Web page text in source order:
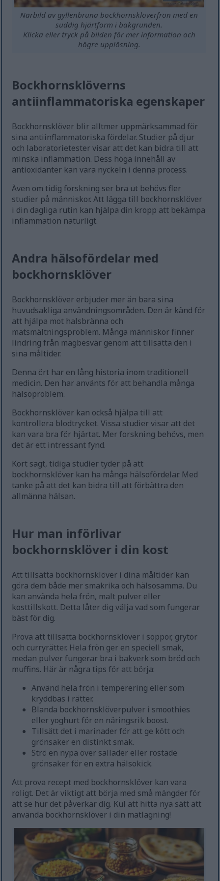
Närbild av gyllenbruna bockhornsklöverfrön med en
suddig hjärtform i bakgrunden.
Klicka eller tryck på bilden för mer information och
högre upplösning.
Bockhornsklöverns
antiinflammatoriska egenskaper
Bockhornsklöver blir alltmer uppmärksammad för
sina antiinflammatoriska fördelar. Studier på djur
och laboratorietester visar att det kan bidra till att
minska inflammation. Dess höga innehåll av
antioxidanter kan vara nyckeln i denna process.
Även om tidig forskning ser bra ut behövs fler
studier på människor. Att lägga till bockhornsklöver
i din dagliga rutin kan hjälpa din kropp att bekämpa
inflammation naturligt.
Andra hälsofördelar med
bockhornsklöver
Bockhornsklöver erbjuder mer än bara sina
huvudsakliga användningsområden. Den är känd för
att hjälpa mot halsbränna och
matsmältningsproblem. Många människor finner
lindring från magbesvär genom att tillsätta den i
sina måltider.
Denna ört har en lång historia inom traditionell
medicin. Den har använts för att behandla många
hälsoproblem.
Bockhornsklöver kan också hjälpa till att
kontrollera blodtrycket. Vissa studier visar att det
kan vara bra för hjärtat. Mer forskning behövs, men
det är ett intressant fynd.
Kort sagt, tidiga studier tyder på att
bockhornsklöver kan ha många hälsofördelar. Med
tanke på att det kan bidra till att förbättra den
allmänna hälsan.
Hur man införlivar
bockhornsklöver i din kost
Att tillsätta bockhornsklöver i dina måltider kan
göra dem både mer smakrika och hälsosamma. Du
kan använda hela frön, malt pulver eller
kosttillskott. Detta låter dig välja vad som fungerar
bäst för dig.
Prova att tillsätta bockhornsklöver i soppor, grytor
och curryrätter. Hela frön ger en speciell smak,
medan pulver fungerar bra i bakverk som bröd och
muffins. Här är några tips för att börja:
Använd hela frön i temperering eller som
kryddbas i rätter.
Blanda bockhornsklöverpulver i smoothies
eller yoghurt för en näringsrik boost.
Tillsätt det i marinader för att ge kött och
grönsaker en distinkt smak.
Strö en nypa över sallader eller rostade
grönsaker för en extra hälsokick.
Att prova recept med bockhornsklöver kan vara
roligt. Det är viktigt att börja med små mängder för
att se hur det påverkar dig. Kul att hitta nya sätt att
använda bockhornsklöver i din matlagning!